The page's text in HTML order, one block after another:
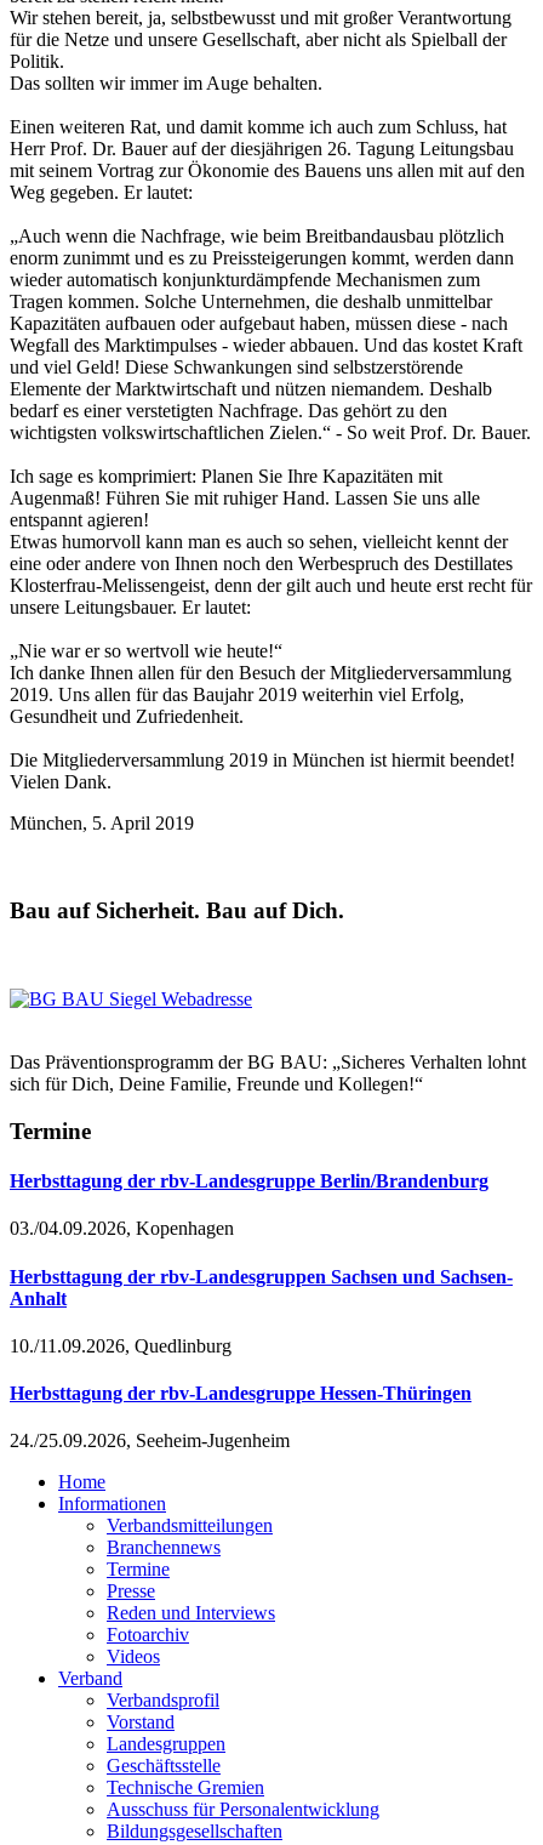
Wir stehen bereit, ja, selbstbewusst und mit großer Verantwortung
für die Netze und unsere Gesellschaft, aber nicht als Spielball der
Politik.
Das sollten wir immer im Auge behalten.
Einen weiteren Rat, und damit komme ich auch zum Schluss, hat
Herr Prof. Dr. Bauer auf der diesjährigen 26. Tagung Leitungsbau
mit seinem Vortrag zur Ökonomie des Bauens uns allen mit auf den
Weg gegeben. Er lautet:
„Auch wenn die Nachfrage, wie beim Breitbandausbau plötzlich
enorm zunimmt und es zu Preissteigerungen kommt, werden dann
wieder automatisch konjunkturdämpfende Mechanismen zum
Tragen kommen. Solche Unternehmen, die deshalb unmittelbar
Kapazitäten aufbauen oder aufgebaut haben, müssen diese - nach
Wegfall des Marktimpulses - wieder abbauen. Und das kostet Kraft
und viel Geld! Diese Schwankungen sind selbstzerstörende
Elemente der Marktwirtschaft und nützen niemandem. Deshalb
bedarf es einer verstetigten Nachfrage. Das gehört zu den
wichtigsten volkswirtschaftlichen Zielen.“ - So weit Prof. Dr. Bauer.
Ich sage es komprimiert: Planen Sie Ihre Kapazitäten mit
Augenmaß! Führen Sie mit ruhiger Hand. Lassen Sie uns alle
entspannt agieren!
Etwas humorvoll kann man es auch so sehen, vielleicht kennt der
eine oder andere von Ihnen noch den Werbespruch des Destillates
Klosterfrau-Melissengeist, denn der gilt auch und heute erst recht für
unsere Leitungsbauer. Er lautet:
„Nie war er so wertvoll wie heute!“
Ich danke Ihnen allen für den Besuch der Mitgliederversammlung
2019. Uns allen für das Baujahr 2019 weiterhin viel Erfolg,
Gesundheit und Zufriedenheit.
Die Mitgliederversammlung 2019 in München ist hiermit beendet!
Vielen Dank.
München, 5. April 2019
Bau auf Sicherheit. Bau auf Dich.
Das Präventionsprogramm der BG BAU: „Sicheres Verhalten lohnt
sich für Dich, Deine Familie, Freunde und Kollegen!“
Termine
Herbsttagung der rbv-Landesgruppe Berlin/Brandenburg
03./04.09.2026, Kopenhagen
Herbsttagung der rbv-Landesgruppen Sachsen und Sachsen-
Anhalt
10./11.09.2026, Quedlinburg
Herbsttagung der rbv-Landesgruppe Hessen-Thüringen
24./25.09.2026, Seeheim-Jugenheim
Home
Informationen
Verbandsmitteilungen
Branchennews
Termine
Presse
Reden und Interviews
Fotoarchiv
Videos
Verband
Verbandsprofil
Vorstand
Landesgruppen
Geschäftsstelle
Technische Gremien
Ausschuss für Personalentwicklung
Bildungsgesellschaften